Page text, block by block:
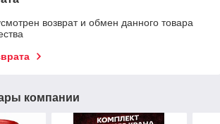
возврат и обмен данного товара
компании